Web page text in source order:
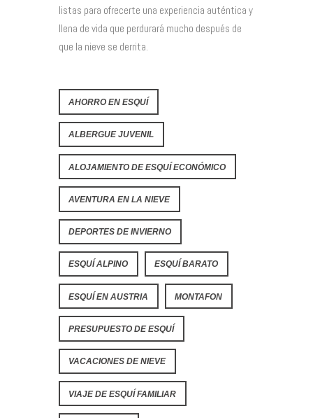
listas para ofrecerte una experiencia auténtica y
llena de vida que perdurará mucho después de
que la nieve se derrita.
AHORRO EN ESQUÍ
ALBERGUE JUVENIL
ALOJAMIENTO DE ESQUÍ ECONÓMICO
AVENTURA EN LA NIEVE
DEPORTES DE INVIERNO
ESQUÍ ALPINO ESQUÍ BARATO
ESQUÍ EN AUSTRIA MONTAFON
PRESUPUESTO DE ESQUÍ
VACACIONES DE NIEVE
VIAJE DE ESQUÍ FAMILIAR